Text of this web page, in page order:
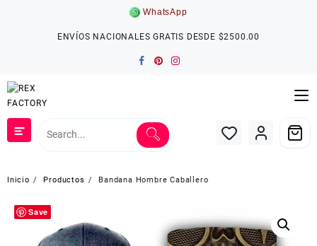
WhatsApp
ENVÍOS NACIONALES GRATIS DESDE $2500.00
Inicio Productos Bandana Hombre Caballero
Save